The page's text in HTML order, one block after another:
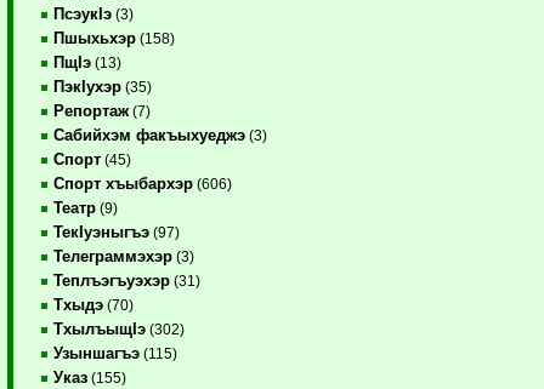
ПсэукIэ (3)
Пшыхьхэр (158)
ПщIэ (13)
ПэкIухэр (35)
Репортаж (7)
Сабийхэм факъыхуеджэ (3)
Спорт (45)
Спорт хъыбархэр (606)
Театр (9)
ТекIуэныгъэ (97)
Телеграммэхэр (3)
Теплъэгъуэхэр (31)
Тхыдэ (70)
ТхылъыщIэ (302)
Узыншагъэ (115)
Указ (155)